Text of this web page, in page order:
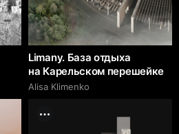
Limany. База отдыха
на Карельском перешейке
Alisa Klimenko